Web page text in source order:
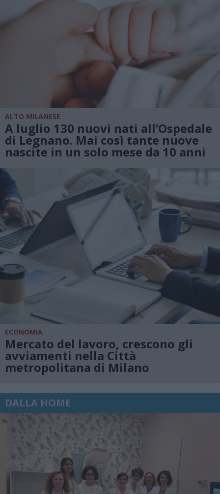
ALTO MILANESE
A luglio 130 nuovi nati all’Ospedale
di Legnano. Mai così tante nuove
nascite in un solo mese da 10 anni
ECONOMIA
Mercato del lavoro, crescono gli
avviamenti nella Città
metropolitana di Milano
DALLA HOME